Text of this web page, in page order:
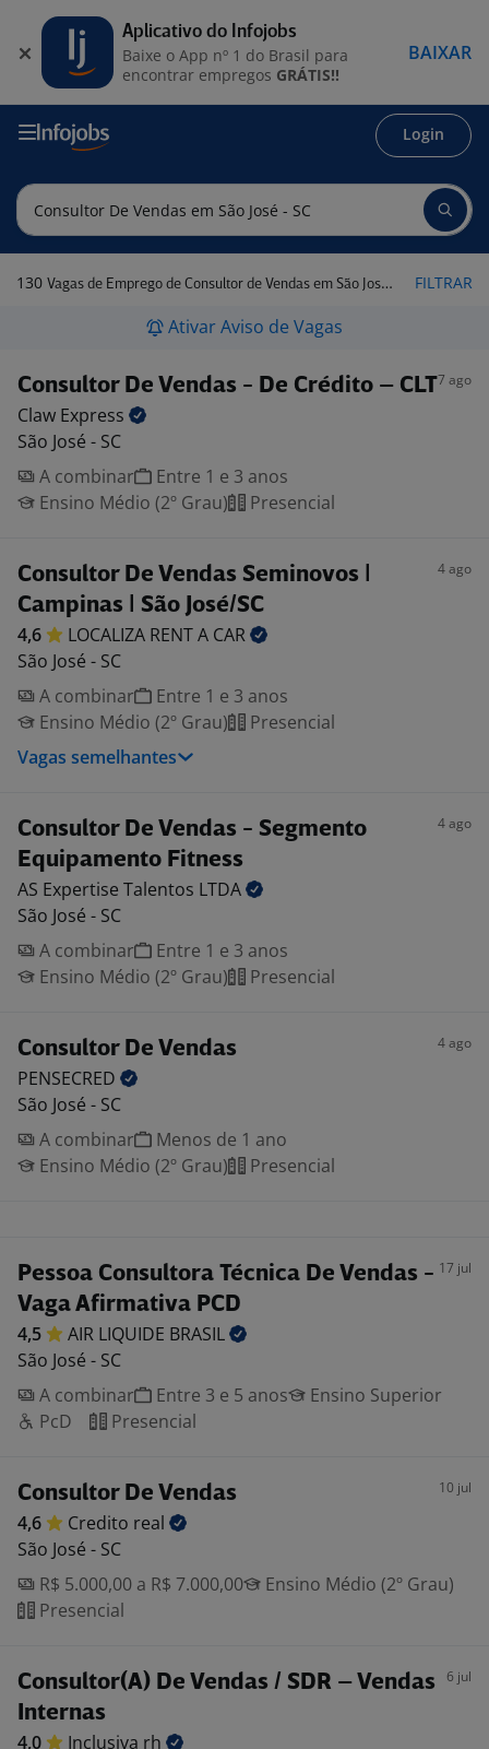
Login
130 Vagas de Emprego de Consultor de Vendas em São José - SC FILTRAR
Ativar Aviso de Vagas
Consultor De Vendas - De Crédito – CLT7 ago
Claw Express
São José - SC
A combinar
Entre 1 e 3 anos
Ensino Médio (2º Grau)
Presencial
Consultor De Vendas Seminovos |
Campinas | São José/SC
4 ago
4,6 LOCALIZA RENT A CAR
São José - SC
A combinar
Entre 1 e 3 anos
Ensino Médio (2º Grau)
Presencial
Vagas semelhantes
Consultor De Vendas - Segmento
Equipamento Fitness
4 ago
AS Expertise Talentos LTDA
São José - SC
A combinar
Entre 1 e 3 anos
Ensino Médio (2º Grau)
Presencial
Consultor De Vendas 4 ago
PENSECRED
São José - SC
A combinar
Menos de 1 ano
Ensino Médio (2º Grau)
Presencial
Pessoa Consultora Técnica De Vendas -
Vaga Afirmativa PCD
17 jul
4,5 AIR LIQUIDE BRASIL
São José - SC
A combinar
Entre 3 e 5 anos
Ensino Superior
PcD
Presencial
Consultor De Vendas 10 jul
4,6 Credito real
São José - SC
R$ 5.000,00 a R$ 7.000,00
Ensino Médio (2º Grau)
Presencial
Consultor(A) De Vendas / SDR – Vendas
Internas
6 jul
4,0 Inclusiva rh
Aplicativo do Infojobs
Baixe o App nº 1 do Brasil para
encontrar empregos GRÁTIS!!
BAIXAR